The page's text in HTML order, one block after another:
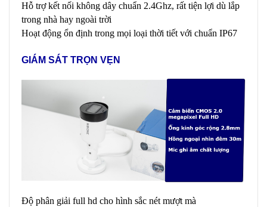
Hỗ trợ kết nối không dây chuẩn 2.4Ghz, rất tiện lợi dù lắp
trong nhà hay ngoài trời
Hoạt động ổn định trong mọi loại thời tiết với chuẩn IP67
GIÁM SÁT TRỌN VẸN
Độ phân giải full hd cho hình sắc nét mượt mà